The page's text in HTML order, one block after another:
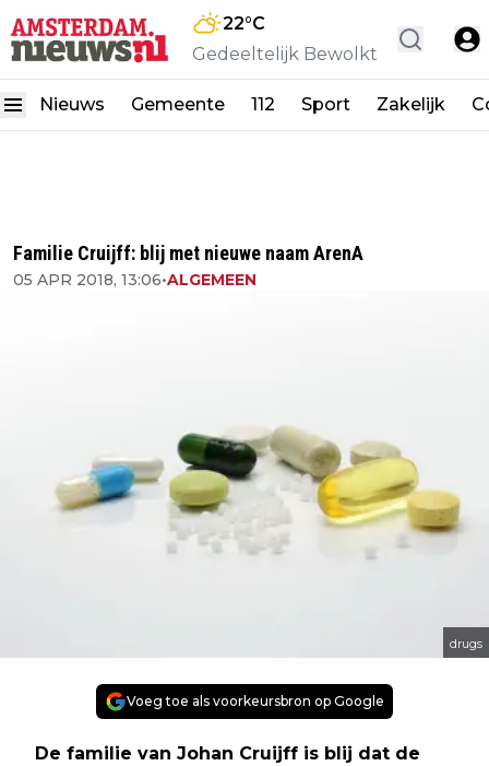
22°C
Gedeeltelijk Bewolkt
Nieuws Gemeente 112 Sport Zakelijk
Familie Cruijff: blij met nieuwe naam ArenA
05 APR 2018, 13:06•ALGEMEEN
drugs
Voeg toe als voorkeursbron op Google
De familie van Johan Cruijff is blij dat de